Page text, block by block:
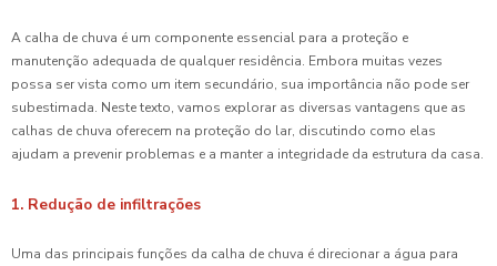
A calha de chuva é um componente essencial para a proteção e
manutenção adequada de qualquer residência. Embora muitas vezes
possa ser vista como um item secundário, sua importância não pode ser
subestimada. Neste texto, vamos explorar as diversas vantagens que as
calhas de chuva oferecem na proteção do lar, discutindo como elas
ajudam a prevenir problemas e a manter a integridade da estrutura da casa.
1. Redução de infiltrações
Uma das principais funções da calha de chuva é direcionar a água para